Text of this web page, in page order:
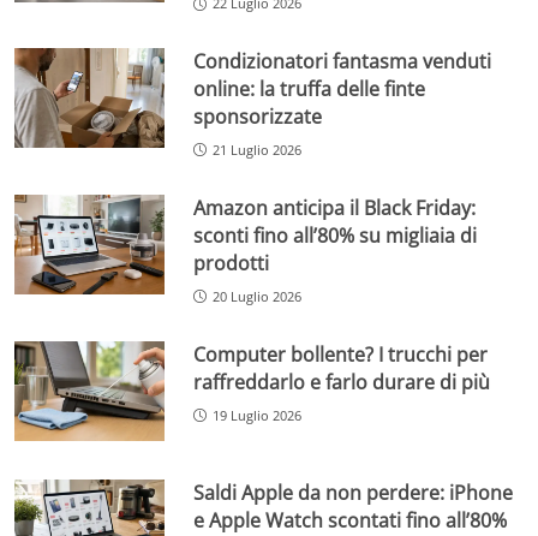
Condizionatori fantasma venduti
online: la truffa delle finte
sponsorizzate
21 Luglio 2026
Amazon anticipa il Black Friday:
sconti fino all’80% su migliaia di
prodotti
20 Luglio 2026
Computer bollente? I trucchi per
raffreddarlo e farlo durare di più
19 Luglio 2026
Saldi Apple da non perdere: iPhone
e Apple Watch scontati fino all’80%